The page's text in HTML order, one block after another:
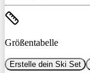
Größentabelle
Erstelle dein Ski Set